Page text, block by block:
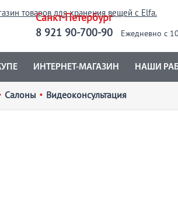
Санкт-Петербург
8 921 90-700-90
Ежедневно с
ИНТЕРНЕТ-МАГАЗИН НАШИ
Салоны • Видеоконсультация